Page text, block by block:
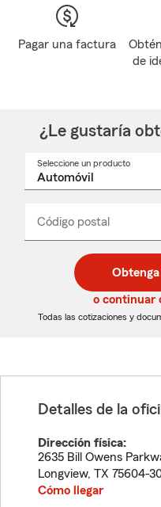
Pagar una factura
de
¿Le gustaría
Seleccione un producto
Código postal
de
5
dígitos
de
5
dígitos
_____
o continuar
Todas las cotizaciones y
Detalles de la
Dirección física:
2635 Bill Owens
Longview, TX 75604-
Cómo llegar